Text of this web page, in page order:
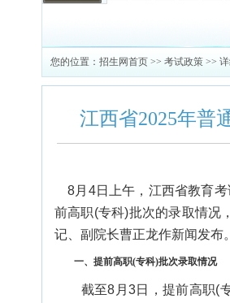
您的位置： 招生网首页 >> 考试政策 >>
江西省2025年普
8月4日上午，江西省教育考
前高职(专科)批次的录取情况
记、副院长曹正龙作新闻发布。
一、提前高职(专科)批次录取情况
截至8月3日，提前高职(专